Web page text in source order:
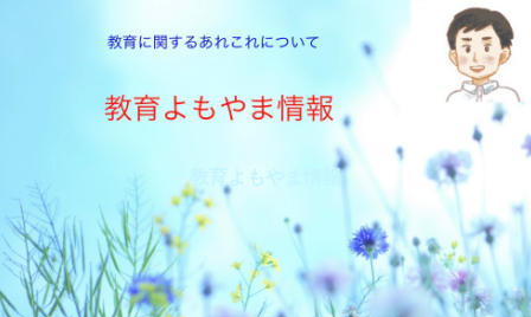
教育よもやま情報